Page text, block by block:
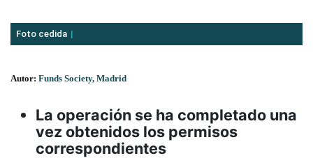
Foto cedida
Autor: Funds Society, Madrid
La operación se ha completado una
vez obtenidos los permisos
correspondientes